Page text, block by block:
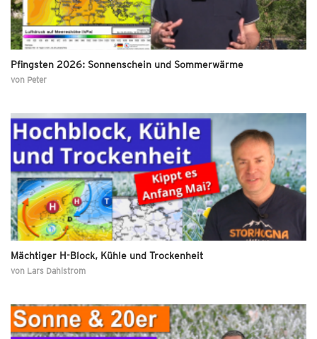
Pfingsten 2026: Sonnenschein und Sommerwärme
von Peter
Mächtiger H-Block, Kühle und Trockenheit
von Lars Dahlstrom